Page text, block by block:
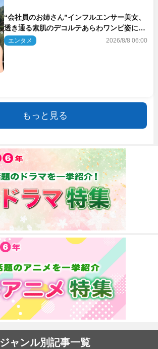
“会社員のお姉さん”インフルエンサー美女、
透き通る素肌のデコルテあらわワンピ姿に反
響エンタメ 2026/8/8 06:00
もっと見る
ジャンル別記事一覧